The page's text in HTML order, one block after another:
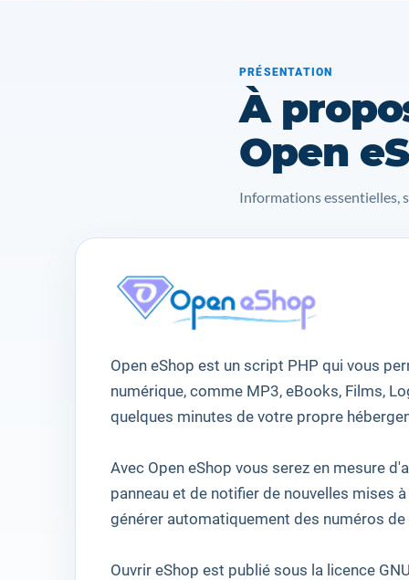
PRÉSENTATION
À
Open
Informations essentielles,
Open eShop est un script PHP qui vous
numérique, comme MP3, eBooks, Films,
quelques minutes de votre propre
Avec Open eShop vous serez en mesure
panneau et de notifier de nouvelles mises
générer automatiquement des numéros de
Ouvrir eShop est publié sous la licence